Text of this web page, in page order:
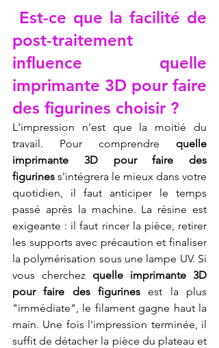
Est-ce que la facilité de
post-traitement
influence quelle
imprimante 3D pour faire
des figurines choisir ?
L'impression n'est que la moitié du
travail. Pour comprendre quelle
imprimante 3D pour faire des
figurines s'intégrera le mieux dans votre
quotidien, il faut anticiper le temps
passé après la machine. La résine est
exigeante : il faut rincer la pièce, retirer
les supports avec précaution et finaliser
la polymérisation sous une lampe UV. Si
vous cherchez quelle imprimante 3D
pour faire des figurines est la plus
"immédiate", le filament gagne haut la
main. Une fois l'impression terminée, il
suffit de détacher la pièce du plateau et